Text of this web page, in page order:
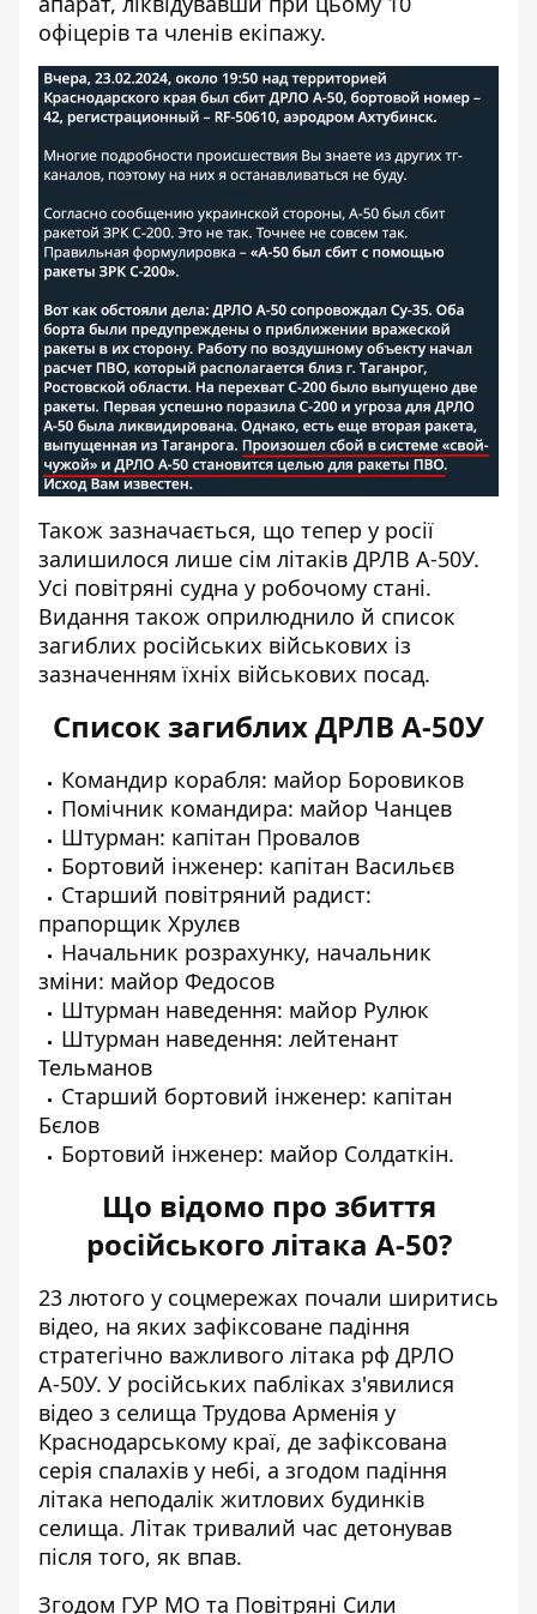
офіцерів та членів екіпажу.
Також зазначається, що тепер у росії
залишилося лише сім літаків ДРЛВ А-50У.
Усі повітряні судна у робочому стані.
Видання також оприлюднило й список
загиблих російських військових із
зазначенням їхніх військових посад.
Список загиблих ДРЛВ А-50У
Командир корабля: майор Боровиков
Помічник командира: майор Чанцев
Штурман: капітан Провалов
Бортовий інженер: капітан Васильєв
Старший повітряний радист:
прапорщик Хрулєв
Начальник розрахунку, начальник
зміни: майор Федосов
Штурман наведення: майор Рулюк
Штурман наведення: лейтенант
Тельманов
Старший бортовий інженер: капітан
Бєлов
Бортовий інженер: майор Солдаткін.
Що відомо про збиття
російського літака А-50?
23 лютого у соцмережах почали ширитись
відео, на яких зафіксоване падіння
стратегічно важливого літака рф ДРЛО
А-50У. У російських пабліках з'явилися
відео з селища Трудова Арменія у
Краснодарському краї, де зафіксована
серія спалахів у небі, а згодом падіння
літака неподалік житлових будинків
селища. Літак тривалий час детонував
після того, як впав.
Згодом ГУР МО та Повітряні Сили